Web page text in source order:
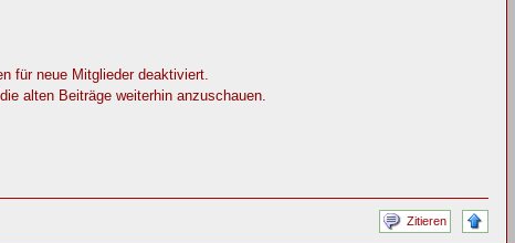
für neue Mitglieder deaktiviert.
alten Beiträge weiterhin anzuschauen.
Zitieren